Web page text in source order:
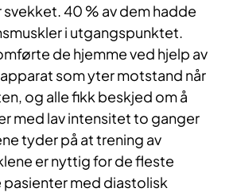
svekket. 40 % av dem hadde
i utgangspunktet.
de hjemme ved hjelp av
som yter motstand når
og alle fikk beskjed om å
med lav intensitet to ganger
tyder på at trening av
er nyttig for de fleste
med diastolisk